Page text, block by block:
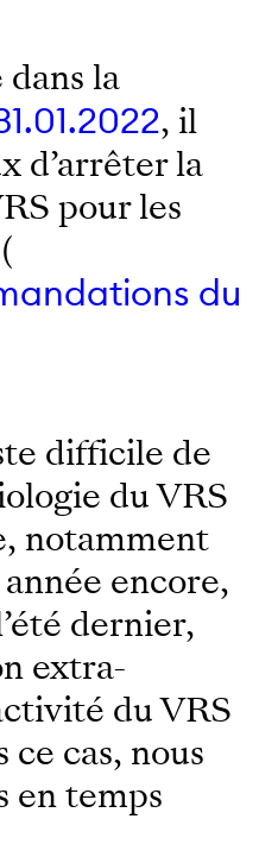
la
, il
d’arrêter la
pour les
du
difficile de
du VRS
notamment
encore,
dernier,
extra-
du VRS
ce cas, nous
en temps